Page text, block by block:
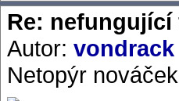
Re:
Autor: vondrack
Netopýr nováček